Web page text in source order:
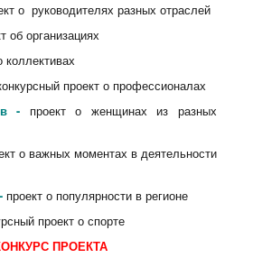
о руководителях разных отраслей
об организациях
коллективах
проект о профессионалах
-
проект о женщинах из разных
о важных моментах в деятельности
проект о популярности в регионе
проект о спорте
ПРОЕКТА